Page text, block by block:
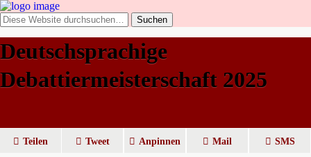
Deutschsprachige
Debattiermeisterschaft 2025
Teilen Tweet Anpinnen Mail SMS